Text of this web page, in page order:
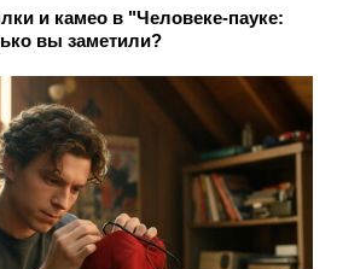
и камео в "Человеке-пауке:
вы заметили?